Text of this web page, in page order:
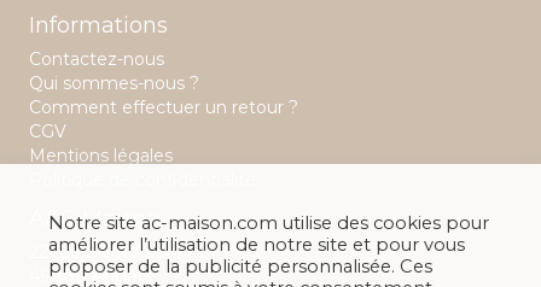
Informations
Contactez-nous
Qui sommes-nous ?
Comment effectuer un retour ?
CGV
Mentions légales
A&C Maison
22 rue Saint Aubin
49 100 Angers
Notre site ac-maison.com utilise des cookies pour
améliorer l’utilisation de notre site et pour vous
proposer de la publicité personnalisée. Ces